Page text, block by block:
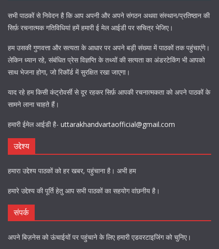
सभी पाठकों से निवेदन है कि आप अपनी और अपने संगठन अथवा संस्थान/प्रतिष्ठान की
सिर्फ़ रचनात्मक गतिविधियां हमें हमारी ई मेल आईडी पर सचित्र भेजिए।
हम उसकी गुणवत्ता और सत्यता के आधार पर अपने बड़ी संख्या में पाठकों तक पहुंचाएंगे।
लेकिन ध्यान रहे, संबंधित प्रेस विज्ञप्ति के तथ्यों की सत्यता का अंडरटेकिंग भी आपको
साथ भेजना होगा, जो रिकॉर्ड में सुरक्षित रखा जाएगा।
याद रहे हम किसी कंट्रोवर्सी से दूर रहकर सिर्फ़ आपकी रचनात्मकता को अपने पाठकों के
सामने लाना चाहते हैं।
हमारी ईमेल आईडी है- uttarakhandvartaofficial@gmail.com
उद्देश्य
हमारा उद्देश्य पाठकों को हर खबर, पहुंचाना है। अभी हम
हमारे उद्देश्य की पूर्ति हेतु आप सभी पाठकों का सहयोग वांछनीय है।
संपर्क
अपने बिज़नेस को ऊंचाईयों पर पहुंचाने के लिए हमारी एडवरटाइजिंग को चुनिए।